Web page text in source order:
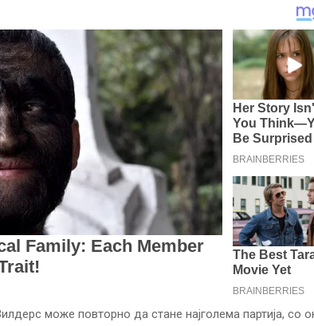
може повторно да стане најголема партија, со